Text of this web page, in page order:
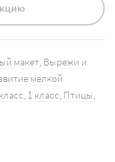
макет Вырежи и
мелкой
1 класс Птицы